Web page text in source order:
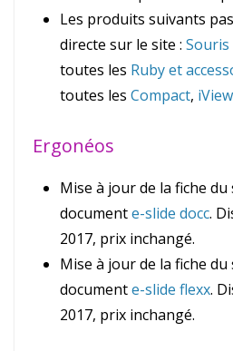
Les produits suivants
directe sur le site : Souris
toutes les Ruby et
toutes les Compact,
Ergonéos
Mise à jour de la fiche
documente-slide docc.
2017, prix inchangé.
Mise à jour de la fiche
documente-slide flexx.
2017, prix inchangé.